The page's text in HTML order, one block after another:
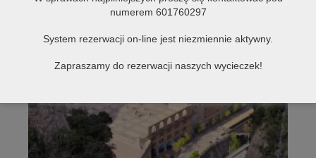
numerem 601760297
System rezerwacji on-line jest niezmiennie aktywny.
Zapraszamy do rezerwacji naszych wycieczek!